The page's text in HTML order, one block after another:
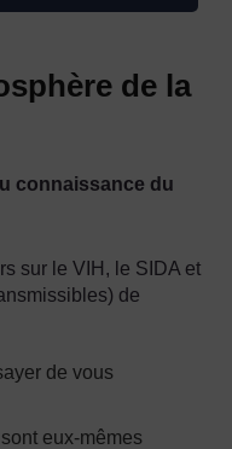
de la
connaissance du
sur le VIH, le SIDA et
de
de vous
eux-mêmes